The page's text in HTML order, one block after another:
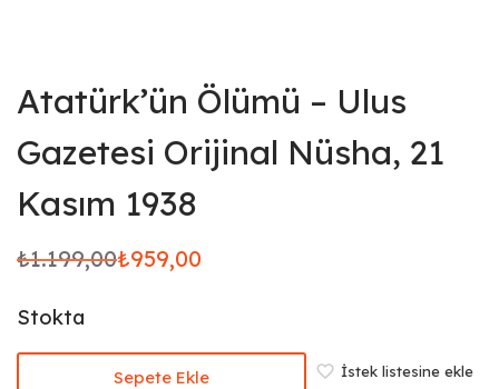
Atatürk’ün Ölümü – Ulus
Gazetesi Orijinal Nüsha, 21
Kasım 1938
₺1.199,00
Orijinal
₺1.199,00.
₺959,00
Şu
fiyat:
₺959,00.
Stokta
Sepete Ekle İstek listesine ekle